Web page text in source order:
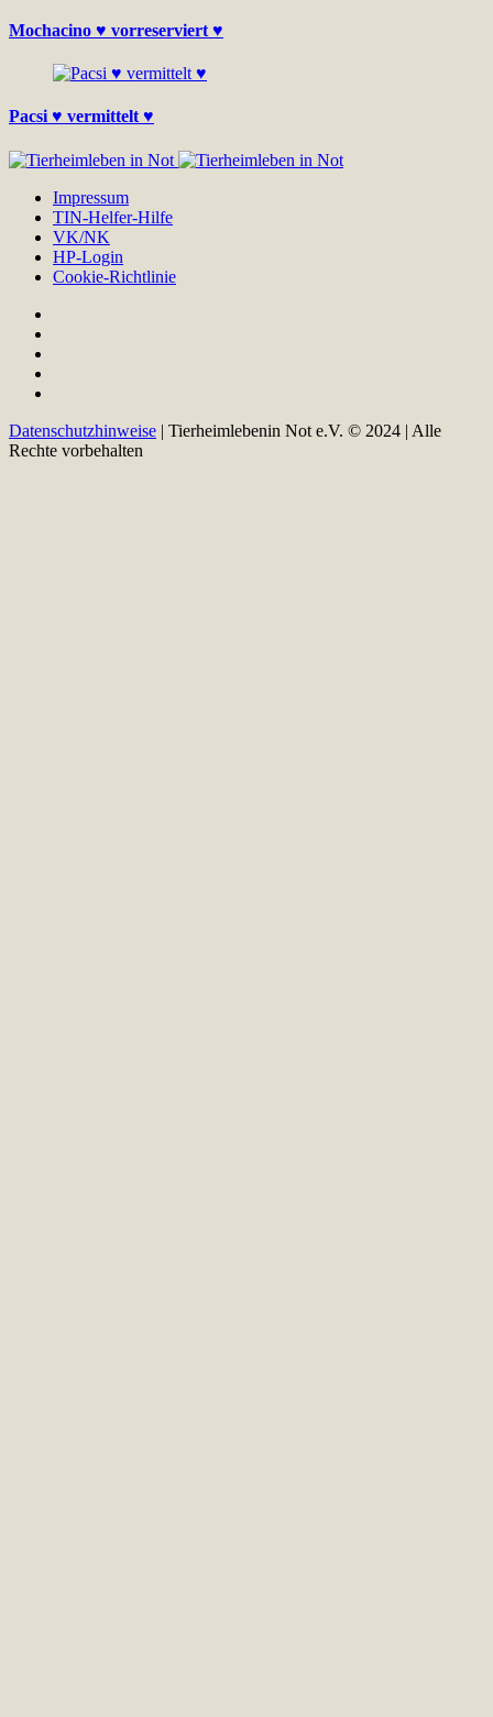
Mochacino ♥ vorreserviert ♥
Pacsi ♥ vermittelt ♥
Impressum
TIN-Helfer-Hilfe
VK/NK
HP-Login
Cookie-Richtlinie
Datenschutzhinweise | Tierheimlebenin Not e.V. © 2024 | Alle
Rechte vorbehalten